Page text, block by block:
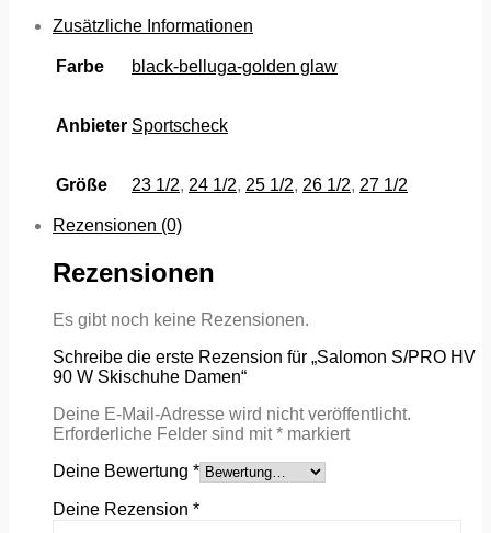
Zusätzliche Informationen
Farbe black-belluga-golden glaw
Anbieter Sportscheck
Größe 23 1/2, 24 1/2, 25 1/2, 26 1/2, 27 1/2
Rezensionen (0)
Rezensionen
Es gibt noch keine Rezensionen.
Schreibe die erste Rezension für „Salomon S/PRO HV
90 W Skischuhe Damen“
Deine E-Mail-Adresse wird nicht veröffentlicht.
Erforderliche Felder sind mit* markiert
Deine Bewertung *
Deine Rezension *